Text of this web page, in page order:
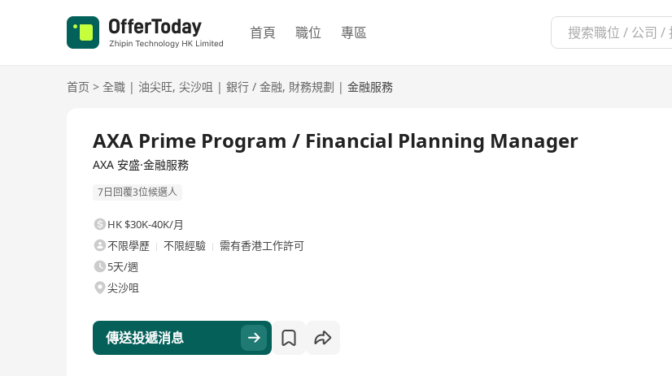
首頁 職位 專區
首页 > 全職 | 油尖旺, 尖沙咀 | 銀行 / 金融, 財務規劃 | 金融服務
AXA Prime Program / Financial Planning Manager
AXA 安盛·金融服務
7日回覆3位候選人
HK $30K-40K/月
不限學歷
不限經驗
需有香港工作許可
5天/週
尖沙咀
傳送投遞消息